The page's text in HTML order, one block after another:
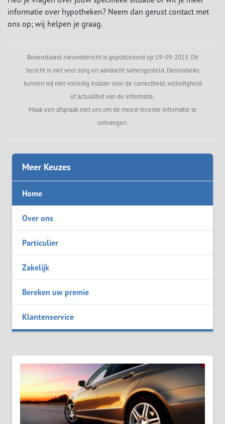
informatie over hypotheken? Neem dan gerust contact met
ons op; wij helpen je graag.
Bovenstaand nieuwsbericht is gepubliceerd op 19-09-2025. Dit
bericht is met veel zorg en aandacht samengesteld. Desondanks
kunnen wij niet volledig instaan voor de correctheid, volledigheid
of actualiteit van de informatie.
Maak een afspraak met ons om de meest recente informatie te
ontvangen.
Meer Keuzes
Home
Over ons
Particulier
Zakelijk
Bereken uw premie
Klantenservice